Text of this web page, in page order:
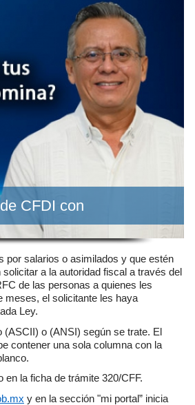
CFDI con
por salarios o asimilados y que estén
a la autoridad fiscal a través del
de las personas a quienes les
meses, el solicitante les haya
Ley.
o (ANSI) según se trate. El
contener una sola columna con la
la ficha de trámite 320/CFF.
y en la sección "mi portal” inicia